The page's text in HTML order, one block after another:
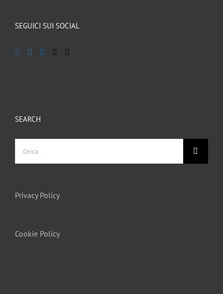
SEGUICI SUI SOCIAL
SEARCH
Privacy Policy
Cookie Policy